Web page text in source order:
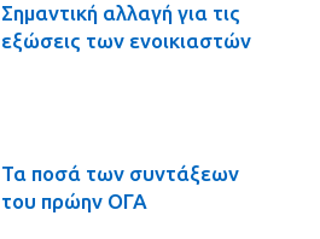
Σημαντική αλλαγή για τις
εξώσεις των ενοικιαστών
Τα ποσά των συντάξεων
του πρώην ΟΓΑ